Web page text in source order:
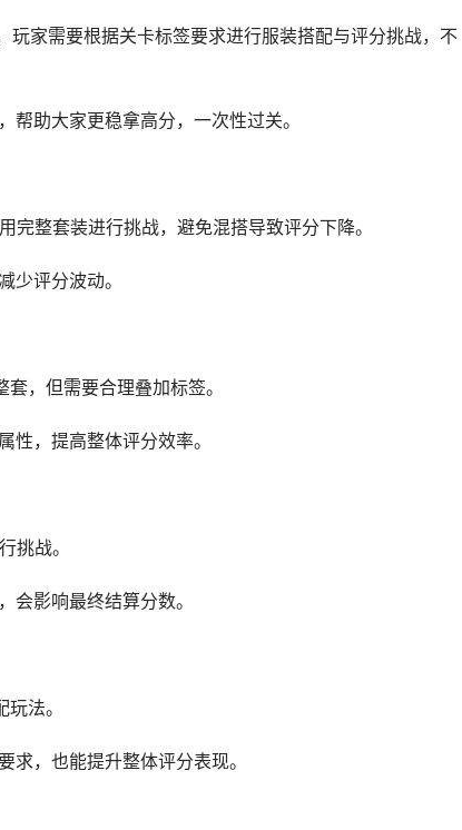
家需要根据关卡标签要求进行服装搭配与评分挑战，不
助大家更稳拿高分，一次性过关。
完整套装进行挑战，避免混搭导致评分下降。
少评分波动。
，但需要合理叠加标签。
性，提高整体评分效率。
挑战。
会影响最终结算分数。
法。
求，也能提升整体评分表现。